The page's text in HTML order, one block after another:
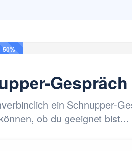
50%
ein Schnupper-
ob du geeignet bist...